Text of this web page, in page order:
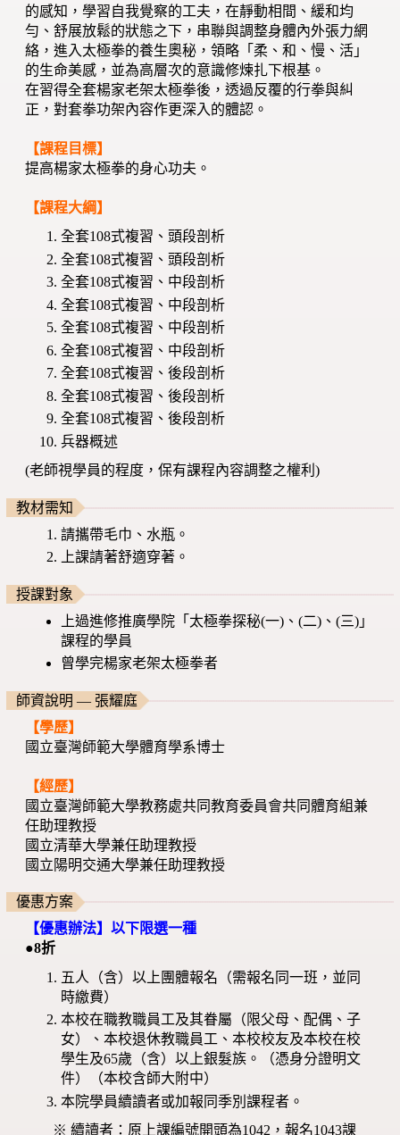
的感知，學習自我覺察的工夫，在靜動相間、緩和均
勻、舒展放鬆的狀態之下，串聯與調整身體內外張力網
絡，進入太極拳的養生奧秘，領略「柔、和、慢、活」
的生命美感，並為高層次的意識修煉扎下根基。
在習得全套楊家老架太極拳後，透過反覆的行拳與糾
正，對套拳功架內容作更深入的體認。
【課程目標】
提高楊家太極拳的身心功夫。
【課程大綱】
全套108式複習、頭段剖析
全套108式複習、頭段剖析
全套108式複習、中段剖析
全套108式複習、中段剖析
全套108式複習、中段剖析
全套108式複習、中段剖析
全套108式複習、後段剖析
全套108式複習、後段剖析
全套108式複習、後段剖析
兵器概述
(老師視學員的程度，保有課程內容調整之權利)
教材需知
請攜帶毛巾、水瓶。
上課請著舒適穿著。
授課對象
上過進修推廣學院「太極拳探秘(一)、(二)、(三)」
課程的學員
曾學完楊家老架太極拳者
師資說明 — 張耀庭
【學歷】
國立臺灣師範大學體育學系博士
【經歷】
國立臺灣師範大學教務處共同教育委員會共同體育組兼
任助理教授
國立清華大學兼任助理教授
國立陽明交通大學兼任助理教授
優惠方案
【優惠辦法】以下限選一種
●8折
五人（含）以上團體報名（需報名同一班，並同
時繳費）
本校在職教職員工及其眷屬（限父母、配偶、子
女）、本校退休教職員工、本校校友及本校在校
學生及65歲（含）以上銀髮族。（憑身分證明文
件）（本校含師大附中）
本院學員續讀者或加報同季別課程者。
※ 續讀者：原上課編號開頭為1042，報名1043課